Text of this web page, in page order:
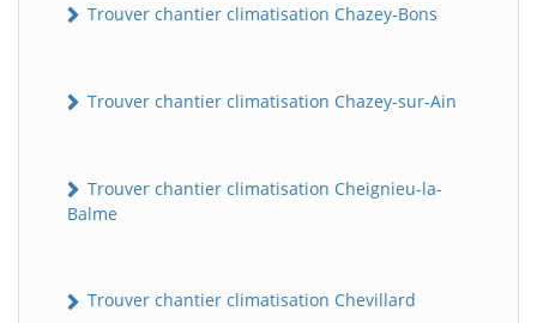
Trouver chantier climatisation Chazey-Bons
Trouver chantier climatisation Chazey-sur-Ain
Trouver chantier climatisation Cheignieu-la-
Balme
Trouver chantier climatisation Chevillard